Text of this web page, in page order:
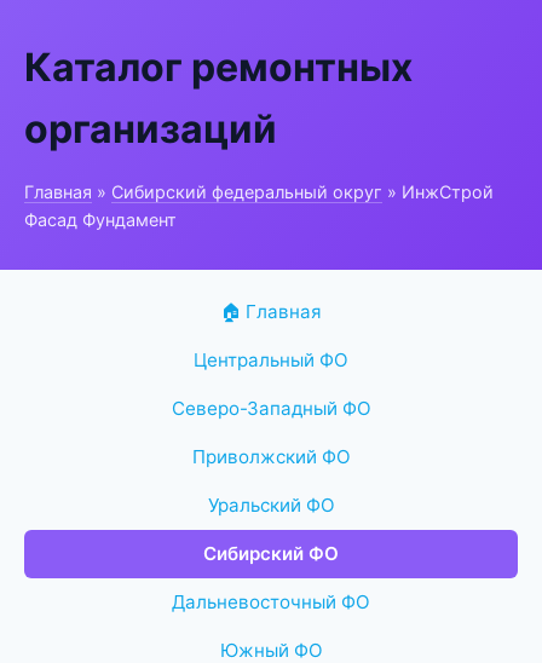
Каталог ремонтных
организаций
Главная » Сибирский федеральный округ » ИнжСтрой
Фасад Фундамент
🏠 Главная
Центральный ФО
Северо-Западный ФО
Приволжский ФО
Уральский ФО
Сибирский ФО
Дальневосточный ФО
Южный ФО